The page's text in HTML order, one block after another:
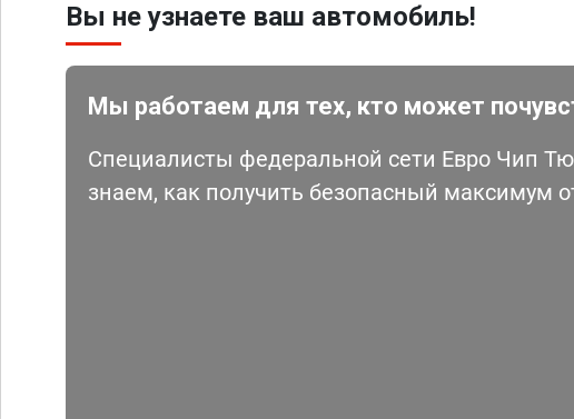
Вы не узнаете ваш автомобиль!
Мы работаем для тех, кто может
Специалисты федеральной сети Евро Чип
знаем, как получить безопасный максимум